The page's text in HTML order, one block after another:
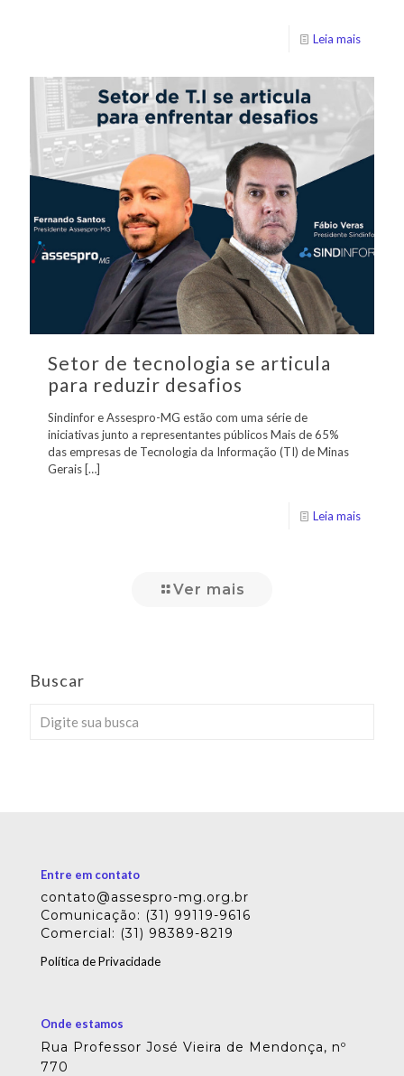
Leia mais
Setor de tecnologia se articula
para reduzir desafios
Sindinfor e Assespro-MG estão com uma série de
iniciativas junto a representantes públicos Mais de 65%
das empresas de Tecnologia da Informação (TI) de Minas
Gerais […]
Leia mais
Ver mais
Buscar
Entre em contato
contato@assespro-mg.org.br
Comunicação: (31) 99119-9616
Comercial: (31) 98389-8219
Política de Privacidade
Onde estamos
Rua Professor José Vieira de Mendonça, nº
770